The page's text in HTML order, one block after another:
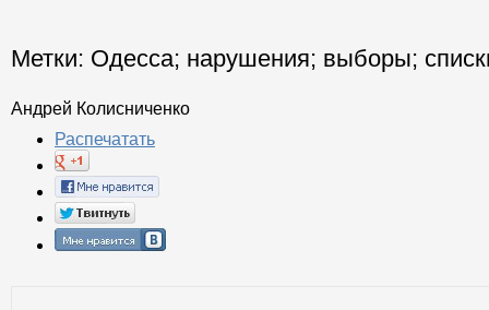
Метки: Одесса; нарушения; выборы;
Андрей Колисниченко
Распечатать